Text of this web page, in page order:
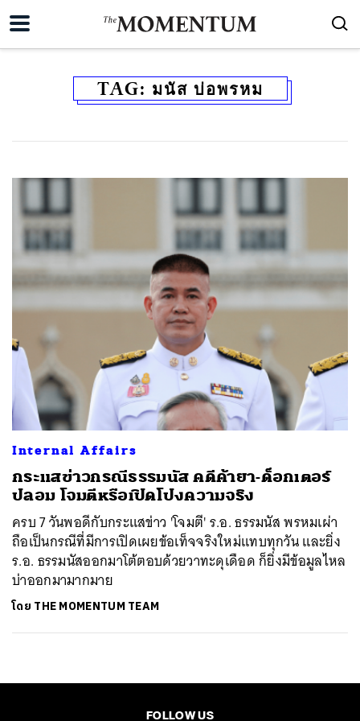
TAG: มนัส บ่อพรหม
Internal Affairs
กระแสข่าวกรณีธรรมนัส คดีค้ายา-ด็อกเตอร์
ปลอม โจมตีหรือเปิดโปงความจริง
ครบ 7 วันพอดีกับกระแสข่าว 'โจมตี' ร.อ. ธรรมนัส พรหมเผ่า
ถือเป็นกรณีที่มีการเปิดเผยข้อเท็จจริงใหม่แทบทุกวัน และยิ่ง
ร.อ. ธรรมนัสออกมาโต้ตอบด้วยวาทะดุเดือด ก็ยิ่งมีข้อมูลไหล
บ่าออกมามากมาย
โดย THE MOMENTUM TEAM
FOLLOW US
ค้นหา
SHARE TWEET LINE EMAIL